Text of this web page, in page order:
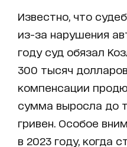
Известно, что
из-за нарушения
году суд обязал
300 тысяч
компенсации
сумма выросла до
гривен. Особое
в 2023 году, когда